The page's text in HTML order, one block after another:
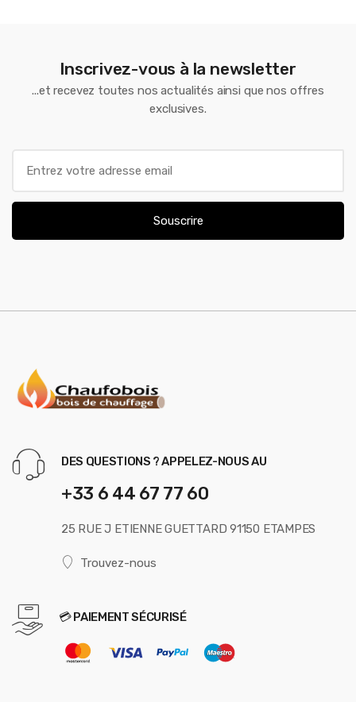
Inscrivez-vous à la newsletter
...et recevez toutes nos actualités ainsi que nos offres
exclusives.
a
l
Souscrire
DES QUESTIONS ? APPELEZ-NOUS AU
+33 6 44 67 77 60
25 RUE J ETIENNE GUETTARD 91150 ETAMPES
Trouvez-nous
💳 PAIEMENT SÉCURISÉ